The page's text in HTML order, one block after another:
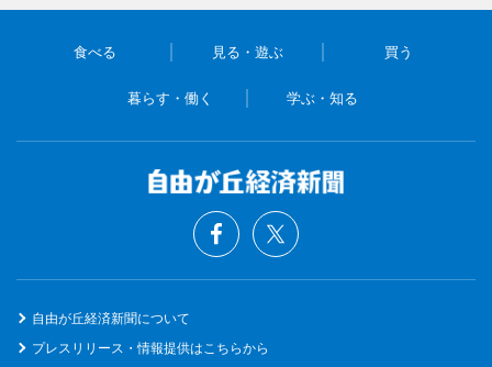
食べる 見る・遊ぶ 買う
暮らす・働く 学ぶ・知る
自由が丘経済新聞について
プレスリリース・情報提供はこちらから